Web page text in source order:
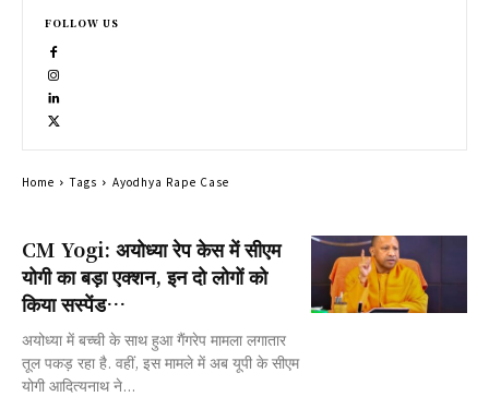
CM Yogi: अयोध्या रेप केस में सीएम
योगी का बड़ा एक्शन, इन दो लोगों को
किया सस्पेंड…
अयोध्या में बच्ची के साथ हुआ गैंगरेप मामला लगातार
तूल पकड़ रहा है. वहीं, इस मामले में अब यूपी के सीएम
योगी आदित्यनाथ ने...
FOLLOW US
Home Tags Ayodhya Rape Case